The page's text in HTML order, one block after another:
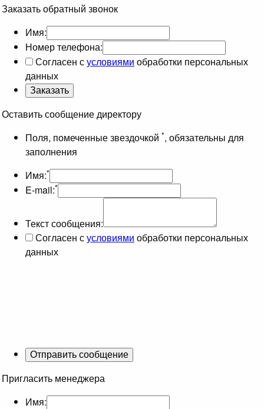
Заказать обратный звонок
Имя:
Номер телефона:
Согласен сусловиями обработки персональных
данных
Оставить сообщение директору
Поля, помеченные звездочкой *, обязательны для
заполнения
Имя:*
E-mail:*
Текст сообщения:
Согласен сусловиями обработки персональных
данных
Пригласить менеджера
Имя: